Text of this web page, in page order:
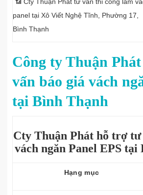
panel tại Xô Viết Nghệ Tĩnh, Phường 17,
Bình Thạnh
Công ty Thuận
vấn báo giá vách
tại Bình Thạnh
Cty Thuận Phát hỗ trợ tư
vách ngăn Panel EPS tại
Hạng mục